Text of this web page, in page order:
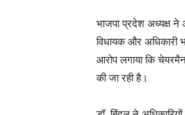
भाजपा प्रदेश अध्यक्ष ने
विधायक और अधिकारी
आरोप लगाया कि
की जा रही है।